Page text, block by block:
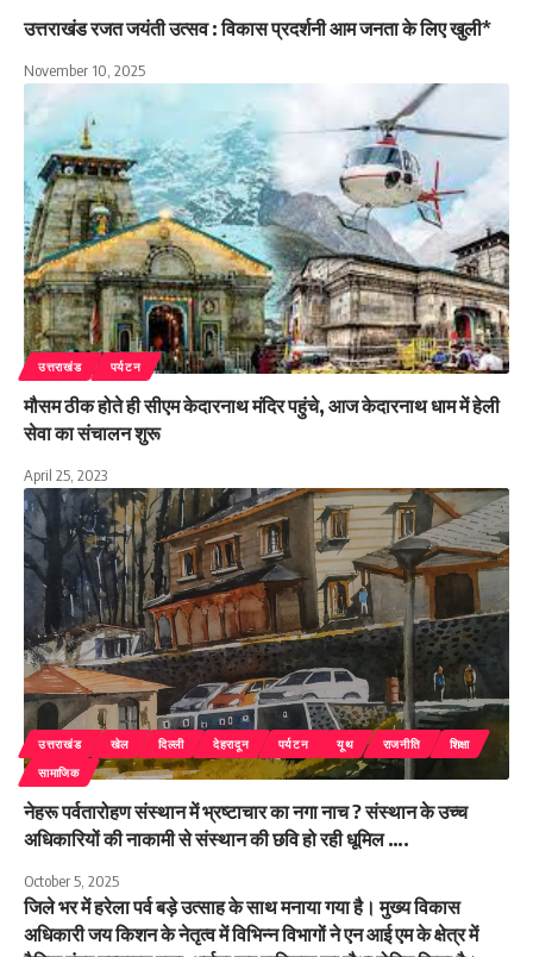
उत्तराखंड रजत जयंती उत्सव : विकास प्रदर्शनी आम जनता के लिए खुली*
November 10, 2025
उत्तराखंड पर्यटन
मौसम ठीक होते ही सीएम केदारनाथ मंदिर पहुंचे, आज केदारनाथ धाम में हेली
सेवा का संचालन शुरू
April 25, 2023
उत्तराखंड खेल दिल्ली देहरादून पर्यटन यूथ राजनीति
शिक्षा
सामाजिक
नेहरू पर्वतारोहण संस्थान में भ्रष्टाचार का नगा नाच ? संस्थान के उच्च
अधिकारियों की नाकामी से संस्थान की छवि हो रही धूमिल ….
October 5, 2025
जिले भर में हरेला पर्व बड़े उत्साह के साथ मनाया गया है। मुख्य विकास
अधिकारी जय किशन के नेतृत्व में विभिन्न विभागों ने एन आई एम के क्षेत्र में